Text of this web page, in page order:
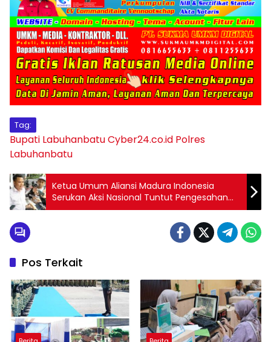
Tag:
Bupati LabuhanbatuCyber24.co.id Polres
Labuhanbatu
Ketua Umum Aliansi Madura Indonesia
Serukan Aksi Nasional Tuntut Pengesahan
UU Perampasan Aset
Pos Terkait